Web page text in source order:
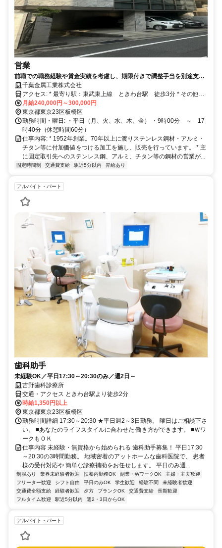
営業
前職での職務経験や賃金実績を考慮し、期限付きで調整手当を別途支給
します。（金額上限あり）
千葉金属工業株式会社
アクセス: * 最寄り駅：東武東上線 ときわ台駅 徒歩3分 * その他の
交通手段：自転車通勤可（駐輪場完備）
月給240,000円～300,000円
東京都東京23区板橋区
勤務時間・曜日: ・平日（月、火、水、木、金） ・9時00分 ～ 17
時40分（休憩時間60分）
仕事内容: * 1952年創業。70年以上に渡りステンレス鋼材・アルミ・
チタン等に付加価値をつける加工を施し、販売を行っています。 * 主
に固定取引先へのステンレス鋼、アルミ、チタン等の鋼材の営業が...
固定時間制 交通費支給 駅近5分以内 昇給あり
アルバイト・パート
歯科助手
未経験OK／平日17:30～20:30のみ／週2日～
吉野歯科診療所
交通・アクセス ときわ台駅より徒歩2分
時給1,350円以上
東京都東京23区板橋区
勤務時間詳細 17:30～20:30 ★平日週2～3日勤務。 曜日はご相談下さ
い。 ■あなたのライフスタイルに合わせた 働き方ができます。 ■Ｗワ
ークもＯＫ
仕事内容 未経験・無資格から始められる 歯科助手募集！ 平日17:30
～20:30の3時間勤務。 地域密着のアットホームな歯科医院で、 患者
様の受付対応や 簡単な診療補助をお任せします。 平日のみ週...
制服あり 業界未経験者歓迎 扶養内勤務OK 副業・WワークOK
主婦・主夫歓迎
フリーター歓迎
シフト自由 平日のみOK 学生歓迎 経験不問
未経験者歓迎
交通費全額支給
経験者歓迎 夕方 ブランクOK 交通費支給
長期歓迎
フルタイム歓迎
駅近5分以内 週2・3日からOK
アルバイト・パート